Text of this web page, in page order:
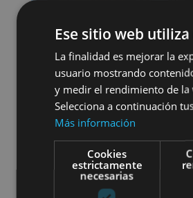
Ese sitio web
La finalidad es mejorar la
usuario mostrando
y medir el rendimiento de la
Selecciona a continuación
Más información
Cookies
estrictamente
necesarias